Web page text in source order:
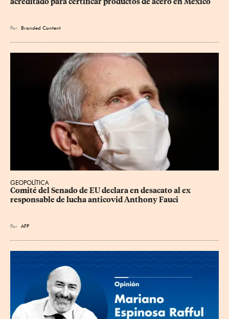
Por Branded Content
GEOPOLÍTICA
Comité del Senado de EU declara en desacato al ex
responsable de lucha anticovid Anthony Fauci
Por AFP